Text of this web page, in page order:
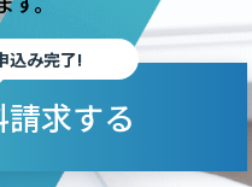
込み完了!
求する